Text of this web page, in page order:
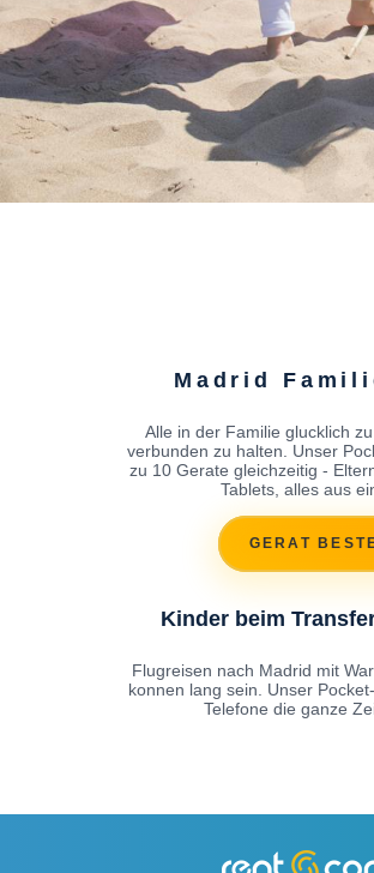
Madrid
Alle in der Familie glucklich
verbunden zu halten. Unser
zu 10 Gerate gleichzeitig -
Tablets, alles aus
GERAT
Kinder beim
Flugreisen nach Madrid mit
konnen lang sein. Unser
Telefone die ganze